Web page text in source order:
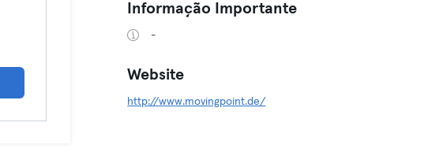
Informação Importante
-
Website
http://www.movingpoint.de/